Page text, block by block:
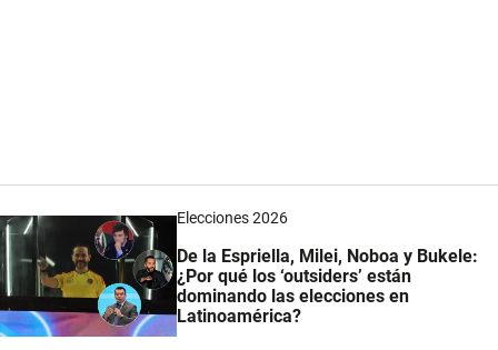
Elecciones 2026
De la Espriella, Milei, Noboa y Bukele:
¿Por qué los ‘outsiders’ están
dominando las elecciones en
Latinoamérica?